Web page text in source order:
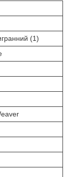
(1)